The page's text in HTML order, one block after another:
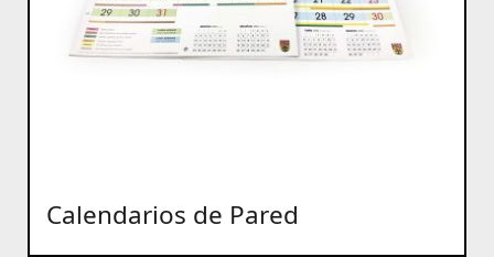
Calendarios de Pared